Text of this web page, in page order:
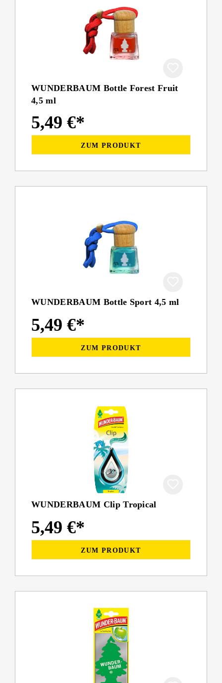
WUNDERBAUM Bottle Forest Fruit
4,5 ml
5,49 €*
ZUM PRODUKT
WUNDERBAUM Bottle Sport 4,5 ml
5,49 €*
ZUM PRODUKT
WUNDERBAUM Clip Tropical
5,49 €*
ZUM PRODUKT